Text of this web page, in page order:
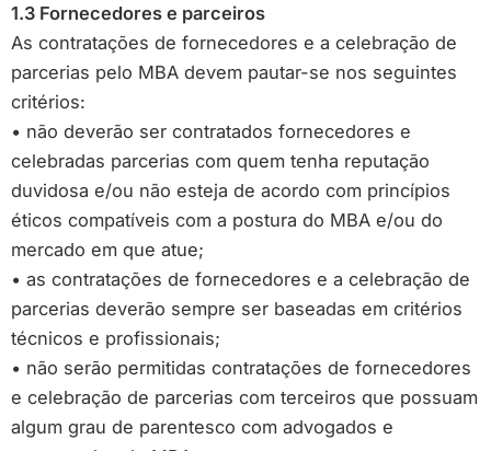
1.3 Fornecedores e parceiros
As contratações de fornecedores e a celebração de
parcerias pelo MBA devem pautar-se nos seguintes
critérios:
• não deverão ser contratados fornecedores e
celebradas parcerias com quem tenha reputação
duvidosa e/ou não esteja de acordo com princípios
éticos compatíveis com a postura do MBA e/ou do
mercado em que atue;
• as contratações de fornecedores e a celebração de
parcerias deverão sempre ser baseadas em critérios
técnicos e profissionais;
• não serão permitidas contratações de fornecedores
e celebração de parcerias com terceiros que possuam
algum grau de parentesco com advogados e